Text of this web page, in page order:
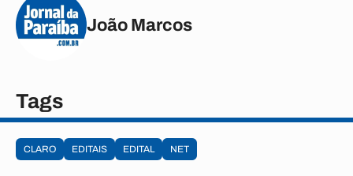
João Marcos
Tags
CLARO EDITAIS EDITAL NET